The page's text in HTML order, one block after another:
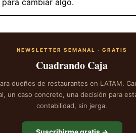
cambiar algo.
NEWSLETTER SEMANAL · GRATIS
Cuadrando Caja
dueños de restaurantes en LATAM.
un caso concreto, una decisión para
contabilidad, sin jerga.